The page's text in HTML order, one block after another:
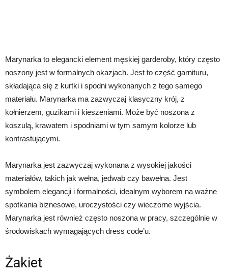
Marynarka to elegancki element męskiej garderoby, który często
noszony jest w formalnych okazjach. Jest to część garnituru,
składająca się z kurtki i spodni wykonanych z tego samego
materiału. Marynarka ma zazwyczaj klasyczny krój, z
kołnierzem, guzikami i kieszeniami. Może być noszona z
koszulą, krawatem i spodniami w tym samym kolorze lub
kontrastującymi.
Marynarka jest zazwyczaj wykonana z wysokiej jakości
materiałów, takich jak wełna, jedwab czy bawełna. Jest
symbolem elegancji i formalności, idealnym wyborem na ważne
spotkania biznesowe, uroczystości czy wieczorne wyjścia.
Marynarka jest również często noszona w pracy, szczególnie w
środowiskach wymagających dress code’u.
Żakiet